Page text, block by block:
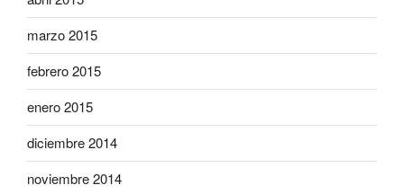
marzo 2015
febrero 2015
enero 2015
diciembre 2014
noviembre 2014